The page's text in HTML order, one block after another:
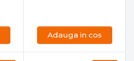
Adauga in cos